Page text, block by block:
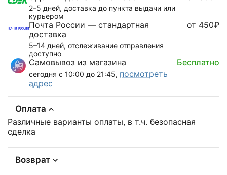
2–5 дней, доставка до пункта выдачи или
курьером
Почта России — стандартная
доставка
5–14 дней, отслеживание отправления
доступно
от 450₽
Самовывоз из магазина
сегодня с 10:00 до 21:45, посмотреть
адрес
Бесплатно
Оплата
Различные варианты оплаты, в т.ч. безопасная
сделка
Возврат